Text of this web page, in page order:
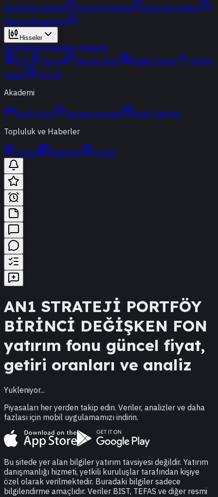
Akıllı Para Sinyali
Ters Fon Arama
Çakışma Analizi
Sektör Rotasyonu
Hisseler
Yerli HisselerYabancı Hisseler
ETF
Kripto Altın & Döviz Vadeli Piyasa
Teknik
Analiz
Araçlar
Akademi
Canlı Yayın Geçmiş Yayınlar
Yayın Takvimi
Topluluk ve Haberler
t-Chat Haberler Yazılar
AN1 STRATEJİ PORTFÖY
BİRİNCİ DEĞİŞKEN FON
yatırım fonu güncel fiyat,
getiri oranları ve analiz
Yukleniyor...
Piyasaları her yerden takip edin. Veriler, analizler ve daha
fazlası için mobil uygulamamızı indirin.
Bu sitede yer alan bilgiler yatırım tavsiyesi değildir. Yatırım
danışmanlığı hizmeti, yetkili kuruluşlar tarafından kişiye
özel olarak verilmektedir. Buradaki bilgiler sadece
bilgilendirme amaçlıdır. Veriler BIST, TEFAS ve diğer resmi